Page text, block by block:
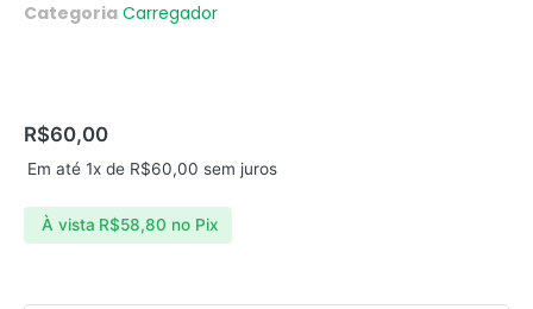
Categoria Carregador
R$60,00
Em até 1x de R$60,00 sem juros
À vista R$58,80 no Pix